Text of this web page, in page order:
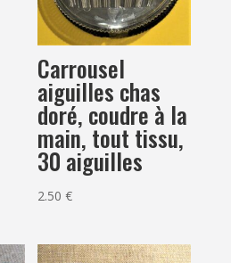
Carrousel
aiguilles chas
doré, coudre à la
main, tout tissu,
30 aiguilles
2.50€